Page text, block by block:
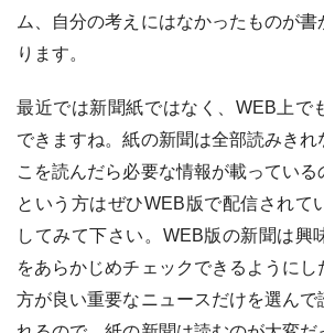
ム、自分の考えにはなかったものが
ります。
最近では新聞紙ではなく、WEB上で
できますね。紙の新聞は全部読みき
こを読んだら必要な情報が載っている
という方はぜひWEB版で配信されて
してみて下さい。WEB版の新聞は興
をあらかじめチェックできるようにし
方が良い重要なニュースだけを選んで